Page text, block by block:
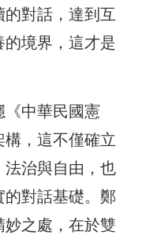
對話，達到互
境界，這才是
中華民國憲
，這不僅確立
法治與自由，也
的對話基礎。鄭
妙之處，在於雙